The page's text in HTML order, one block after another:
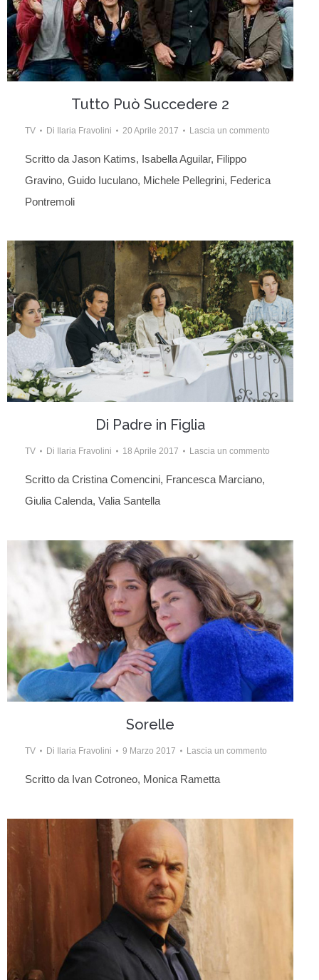
Tutto Può Succedere 2
TV Di Ilaria Fravolini 20 Aprile 2017 Lascia un commento
Scritto da Jason Katims, Isabella Aguilar, Filippo
Gravino, Guido Iuculano, Michele Pellegrini, Federica
Pontremoli
Di Padre in Figlia
TV Di Ilaria Fravolini 18 Aprile 2017 Lascia un commento
Scritto da Cristina Comencini, Francesca Marciano,
Giulia Calenda, Valia Santella
Sorelle
TV Di Ilaria Fravolini 9 Marzo 2017 Lascia un commento
Scritto da Ivan Cotroneo, Monica Rametta